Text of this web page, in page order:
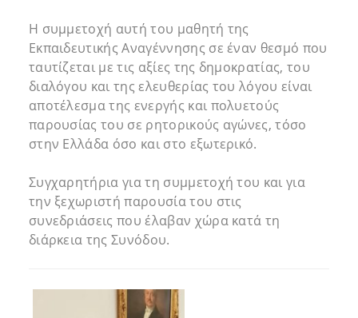
Η συμμετοχή αυτή του μαθητή της
Εκπαιδευτικής Αναγέννησης σε έναν θεσμό που
ταυτίζεται με τις αξίες της δημοκρατίας, του
διαλόγου και της ελευθερίας του λόγου είναι
αποτέλεσμα της ενεργής και πολυετούς
παρουσίας του σε ρητορικούς αγώνες, τόσο
στην Ελλάδα όσο και στο εξωτερικό.
Συγχαρητήρια για τη συμμετοχή του και για
την ξεχωριστή παρουσία του στις
συνεδριάσεις που έλαβαν χώρα κατά τη
διάρκεια της Συνόδου.